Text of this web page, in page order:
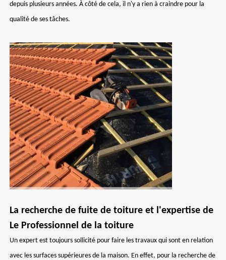
depuis plusieurs années. À côté de cela, il n'y a rien à craindre pour la
qualité de ses tâches.
La recherche de fuite de toiture et l'expertise de
Le Professionnel de la toiture
Un expert est toujours sollicité pour faire les travaux qui sont en relation
avec les surfaces supérieures de la maison. En effet, pour la recherche de